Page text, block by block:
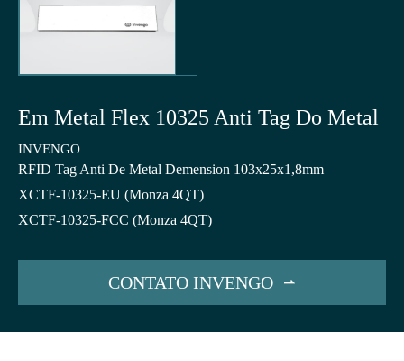
Em Metal Flex 10325 Anti Tag Do Metal
INVENGO
RFID Tag Anti De Metal Demension 103x25x1,8mm
XCTF-10325-EU (Monza 4QT)
XCTF-10325-FCC (Monza 4QT)
CONTATO INVENGO 